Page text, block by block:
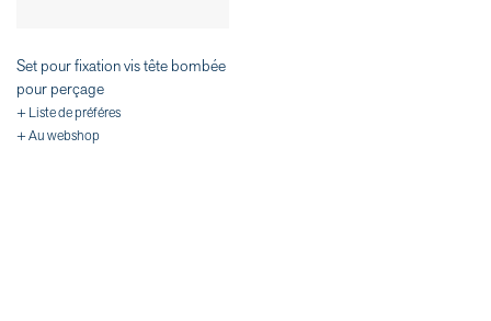
Set pour fixation vis tête bombée
pour perçage
+ Liste de préféres
+ Au webshop